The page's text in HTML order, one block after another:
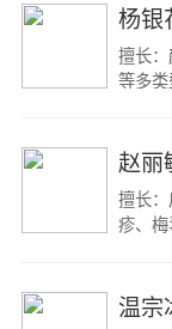
杨银
擅长
等多类
赵丽
擅长
疹、
温宗